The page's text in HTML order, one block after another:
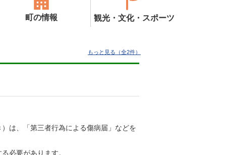
町の情報 観光・文化・スポーツ
もっと見る（全2件）
は、「第三者行為による傷病届」などを
必要があります。